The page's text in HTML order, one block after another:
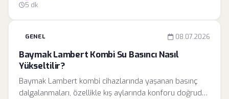
oluşturması için gelişmiş bir yazılım desteği sunuyor.
tamamen izole edilmiş bir alan yaratmasına bağlıdır.
Kulaklık Ucu Uyum Testi, bu izolasyonun kalitesini ölçen
ve kullanıcının en yüksek ses kalitesini almasını sağlayan
temel bir optimizasyon aracıdır.
5 dk
GENEL 08.07.2026
Baymak Lambert Kombi Su Basıncı Nasıl
Yükseltilir?
Baymak Lambert kombi cihazlarında yaşanan basınç
dalgalanmaları, özellikle kış aylarında konforu doğrudan